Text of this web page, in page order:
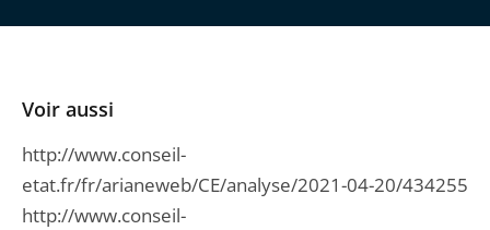
Voir aussi
http://www.conseil-
etat.fr/fr/arianeweb/CE/analyse/2021-04-20/434255
http://www.conseil-